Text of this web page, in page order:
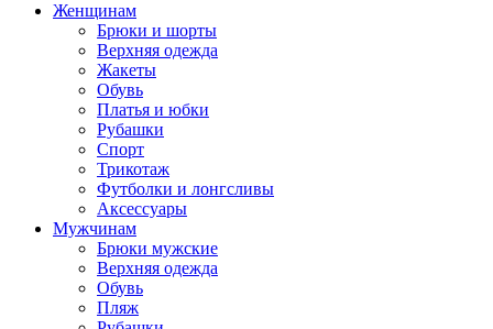
Женщинам
Брюки и шорты
Верхняя одежда
Жакеты
Обувь
Платья и юбки
Рубашки
Спорт
Трикотаж
Футболки и лонгсливы
Аксессуары
Мужчинам
Брюки мужские
Верхняя одежда
Обувь
Пляж